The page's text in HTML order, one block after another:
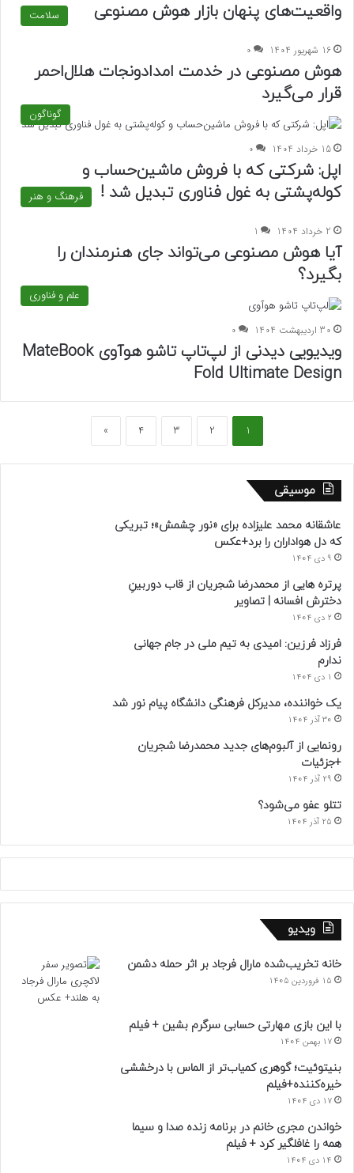
واقعیت‌های پنهان بازار هوش مصنوعی سلامت
16 شهریور 1404 0
هوش مصنوعی در خدمت امدادونجات هلال‌احمر
قرار می‌گیرد
گوناگون
15 خرداد 1404 0
اپل: شرکتی که با فروش ماشین‌حساب و
کوله‌پشتی به غول فناوری تبدیل شد !
فرهنگ و هنر
2 خرداد 1404 1
آیا هوش مصنوعی می‌تواند جای هنرمندان را
بگیرد؟
علم و فناوری
30 اردیبهشت 1404 0
ویدیویی دیدنی از لپ‌تاپ تاشو هوآوی MateBook
Fold Ultimate Design
1
2
3
4
»
موسیقی
عاشقانه محمد علیزاده برای «نور چشمش»؛ تبریکی
که دل هواداران را برد+عکس
9 دی 1404
پرتره هایی از محمدرضا شجریان از قاب دوربینِ
دخترش افسانه | تصاویر
2 دی 1404
فرزاد فرزین: امیدی به تیم ملی در جام جهانی
ندارم
1 دی 1404
یک خواننده، مدیرکل فرهنگی دانشگاه پیام نور شد
30 آذر 1404
رونمایی از آلبوم‌های جدید محمدرضا شجریان
+جزئیات
29 آذر 1404
تتلو عفو می‌شود؟
25 آذر 1404
ویدیو
خانه تخریب‌شده مارال فرجاد بر اثر حمله دشمن
15 فروردین 1405
با این بازی مهارتی حسابی سرگرم بشین + فیلم
17 بهمن 1404
بنیتوئیت؛ گوهری کمیاب‌تر از الماس با درخششی
خیره‌کننده+فیلم
17 دی 1404
خواندن مجری خانم در برنامه زنده صدا و سیما
همه را غافلگیر کرد + فیلم
14 دی 1404